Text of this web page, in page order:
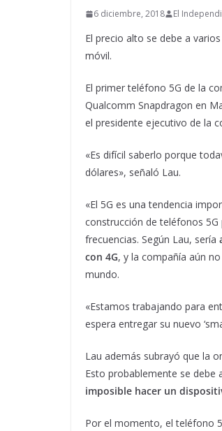
6 diciembre, 2018 El
El precio alto se debe a
móvil.
El primer teléfono 5G de la
Qualcomm Snapdragon en
el presidente ejecutivo de la
«Es difícil saberlo porque
dólares», señaló Lau.
«El 5G es una tendencia
construcción de teléfonos
frecuencias. Según Lau, sería
con 4G, y la compañía aún
mundo.
«Estamos trabajando para
espera entregar su nuevo
Lau además subrayó que la
Esto probablemente se debe
imposible hacer un
Por el momento, el teléfono